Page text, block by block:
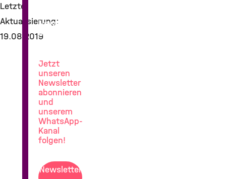
Letzte
Aktualisierung:
19.08.2019
News
aus
der
Jetzt
unseren
Newsletter
abonnieren
und
unserem
WhatsApp-
Kanal
folgen!
Newsletter